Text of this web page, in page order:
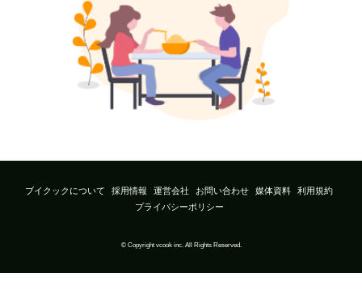
ブイクックについて 採用情報 運営会社 お問い合わせ 媒体資料
利用規約
プライバシーポリシー
© Copyright vcook inc. All Rights Reserved.